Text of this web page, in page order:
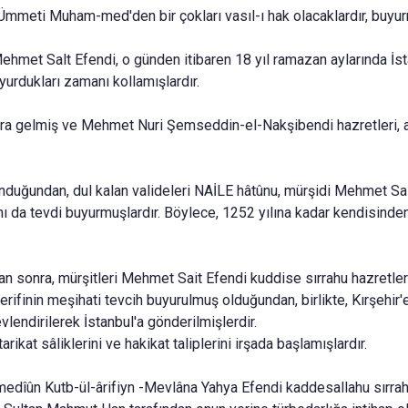
Muham-med'den bir çokları vasıl-ı hak olacaklardır,
Salt Efen­di, o günden itibaren 18 yıl ramazan aylarında
zamanı kollamışlardır.
gelmiş ve Meh­met Nuri Şemseddin-el-Nakşibendi hazretleri,
dul ka­lan valideleri NAİLE hâtûnu, mürşidi Mehmet
tevdi buyurmuşlardır. Böylece, 1252 yılına kadar
sonra, mürşit­leri Mehmet Sait Efendi kuddise sırrahu
meşihati tevcih buyurulmuş olduğundan, birlikte,
İstanbul'a gönderilmişlerdir.
sâliklerini ve hakikat taliplerini irşada başlamışlardır.
Kutb-ül-ârifiyn -Mevlâna Yahya Efendi kaddesallahu